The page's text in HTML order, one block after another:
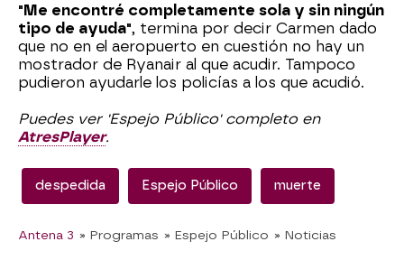
"Me encontré completamente sola y sin ningún
tipo de ayuda", termina por decir Carmen dado
que no en el aeropuerto en cuestión no hay un
mostrador de Ryanair al que acudir. Tampoco
pudieron ayudarle los policías a los que acudió.
Puedes ver 'Espejo Público' completo en
AtresPlayer.
despedida Espejo Público muerte
Antena 3 » Programas » Espejo Público » Noticias